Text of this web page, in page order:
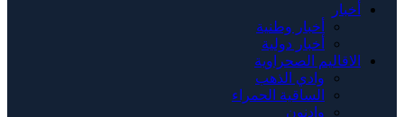
أخبار
أخبار وطنية
أخبار دولية
الاقاليم الصحراوية
وادي الذهب
الساقية الحمراء
وادنون